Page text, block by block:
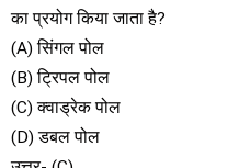
का प्रयोग किया जाता है?
(A) सिंगल पोल
(B) ट्रिपल पोल
(C) क्वाड्रेक पोल
(D) डबल पोल